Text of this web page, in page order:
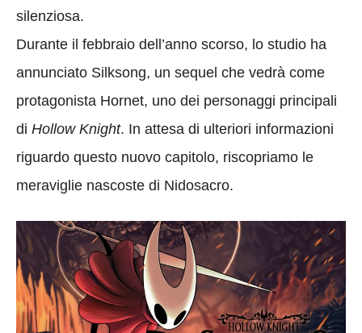
silenziosa.
Durante il febbraio dell’anno scorso, lo studio ha
annunciato Silksong, un sequel che vedrà come
protagonista Hornet, uno dei personaggi principali
di Hollow Knight. In attesa di ulteriori informazioni
riguardo questo nuovo capitolo, riscopriamo le
meraviglie nascoste di Nidosacro.